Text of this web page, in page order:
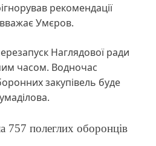
рекомендації
Умєров.
Наглядової ради
часом. Водночас
закупівель буде
757 полеглих оборонців